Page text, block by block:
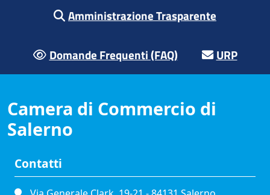
Amministrazione Trasparente
Domande Frequenti (FAQ) URP
Camera di Commercio di
Salerno
Contatti